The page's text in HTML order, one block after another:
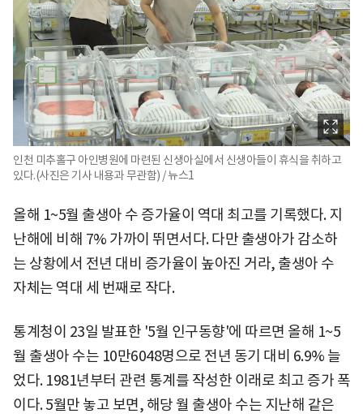
인천 미추홀구 아인병원에 마련된 신생아실에서 신생아들이 휴식을 취하고
있다.(사진은 기사 내용과 무관함) / 뉴스1
올해 1~5월 출생아 수 증가율이 역대 최고를 기록했다. 지
난해에 비해 7% 가까이 뛰면서다. 다만 출생아가 감소하
는 상황에서 전년 대비 증가율이 높아진 거라, 출생아 수
자체는 역대 세 번째로 작다.
통계청이 23일 발표한 '5월 인구동향'에 따르면 올해 1~5
월 출생아 수는 10만6048명으로 전년 동기 대비 6.9% 늘
었다. 1981년부터 관련 통계를 작성한 이래로 최고 증가 폭
이다. 5월만 놓고 보면, 해당 월 출생아 수는 지난해 같은